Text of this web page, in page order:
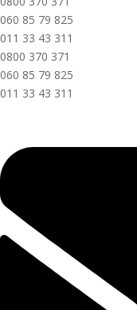
060 85 79 825
011 33 43 311
0800 370 371
060 85 79 825
011 33 43 311